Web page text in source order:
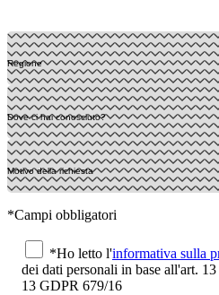
*Campi obbligatori
*Ho letto l'informativa sulla
dei dati personali in base all'art.
13 GDPR 679/16